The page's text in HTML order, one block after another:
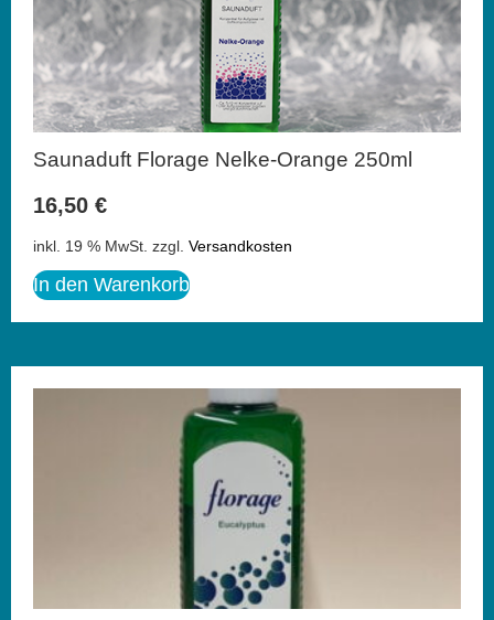
Saunaduft Florage Nelke-Orange 250ml
16,50 €
inkl. 19 % MwSt. zzgl. Versandkosten
In den Warenkorb